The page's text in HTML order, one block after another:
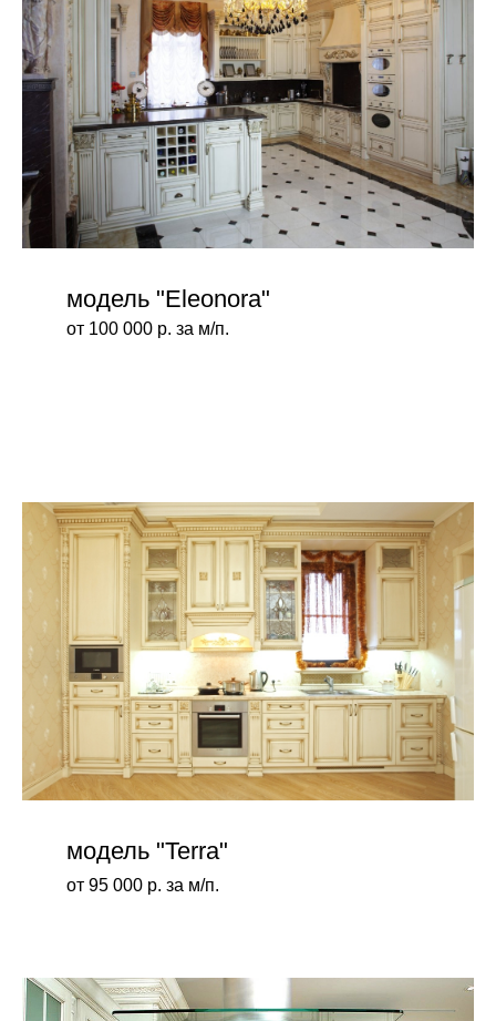
модель "Eleonora"
от 100 000 р. за м/п.
модель "Terra"
от 95 000 р. за м/п.